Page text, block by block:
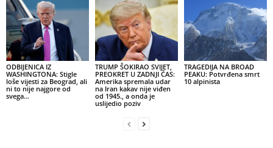
ODBIJENICA IZ
WASHINGTONA: Stigle
loše vijesti za Beograd, ali
ni to nije najgore od
svega…
TRUMP ŠOKIRAO SVIJET,
PREOKRET U ZADNJI ČAS:
Amerika spremala udar
na Iran kakav nije viđen
od 1945., a onda je
uslijedio poziv
TRAGEDIJA NA BROAD
PEAKU: Potvrđena smrt
10 alpinista